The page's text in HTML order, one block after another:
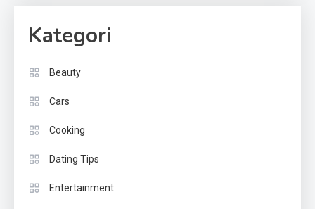
Kategori
Beauty
Cars
Cooking
Dating Tips
Entertainment